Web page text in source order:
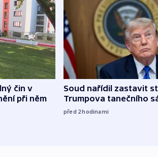
čin v
při něm
Soud nařídil zastavit
Trumpova tanečního
před 2hodinami